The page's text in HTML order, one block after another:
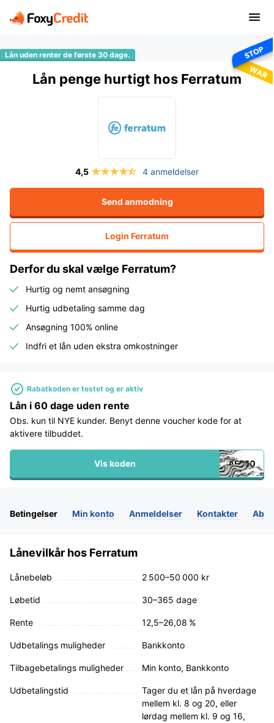
Lån penge hurtigt hos Ferratum
4 anmeldelser
Send anmodning
Login Ferratum
Derfor du skal vælge Ferratum?
Hurtig og nemt ansøgning
Hurtig udbetaling samme dag
Ansøgning 100% online
Indfri et lån uden ekstra omkostninger
Rabatkoden er testet og er aktiv
Lån i 60 dage uden rente
Obs. kun til NYE kunder. Benyt denne voucher kode for at
aktivere tilbuddet.
Vis koden
Betingelser Min konto Anmeldelser Kontakter
Lånevilkår hos Ferratum
Lånebeløb 2 500–50 000 kr
Løbetid 30–365 dage
Rente 12,5–26,08 %
Udbetalings muligheder Bankkonto
Tilbagebetalings muligheder Min konto, Bankkonto
Udbetalingstid
Tager du et lån på hverdage
mellem kl. 8 og 20, eller
lørdag mellem kl. 9 og 16,